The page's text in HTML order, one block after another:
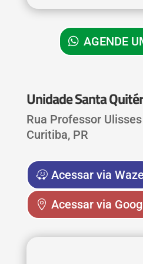
AGENDE
Unidade Santa
Rua Professor
Curitiba, PR
Acessar via Waze
Acessar via